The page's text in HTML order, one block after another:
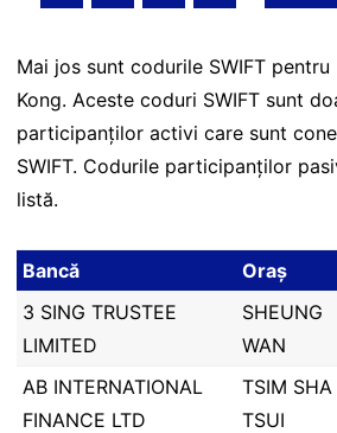
Mai jos sunt codurile SWIFT
Kong. Aceste coduri SWIFT sunt
participanților activi care sunt
SWIFT. Codurile participanților
listă.
Bancă Oraș
3 SING TRUSTEE
LIMITED
SHEUNG
WAN
AB INTERNATIONAL
FINANCE LTD
TSIM SHA
TSUI